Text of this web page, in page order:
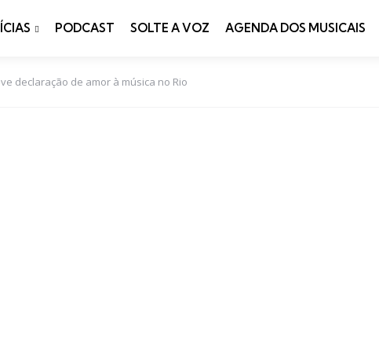
PODCAST SOLTE A VOZ AGENDA DOS MUSICAIS
declaração de amor à música no Rio